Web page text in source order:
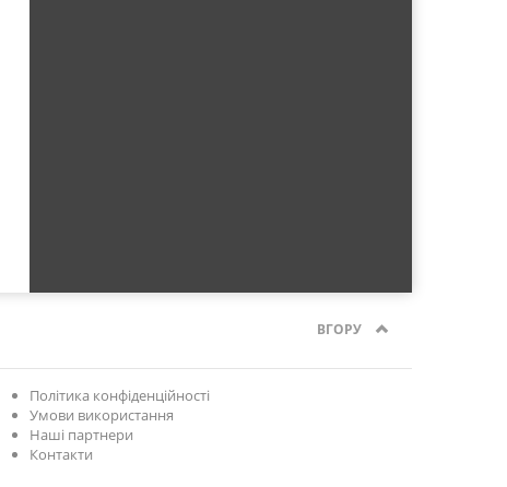
ВГОРУ
Політика конфіденційності
Умови використання
Наші партнери
Контакти